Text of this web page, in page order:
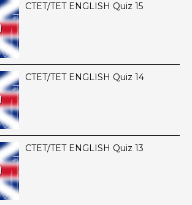
CTET/TET ENGLISH Quiz 15
CTET/TET ENGLISH Quiz 14
CTET/TET ENGLISH Quiz 13